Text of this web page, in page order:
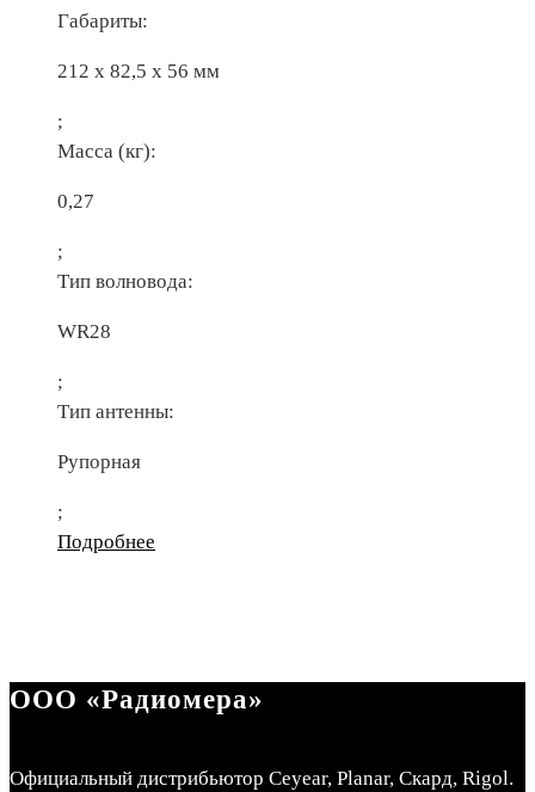
Габариты:
212 х 82,5 х 56 мм
;
Масса (кг):
0,27
;
Тип волновода:
WR28
;
Тип антенны:
Рупорная
;
Подробнее
ООО «Радиомера»
Официальный дистрибьютор Ceyear, Planar, Скард, Rigol.